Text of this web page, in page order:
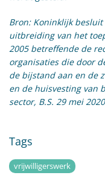
Bron: Koninklijk
uitbreiding van het
2005 betreffende de
organisaties die door
de bijstand aan en de
en de huisvesting van
sector, B.S. 29 mei
Tags
vrijwilligerswerk